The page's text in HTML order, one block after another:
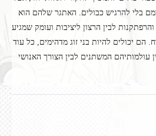
בלי להרגיש כבולים. האתגר שלהם הוא
והרפתקנות לבין הרצון ליציבות ועומק שמגיע
הם יכולים להיות בני זוג מדהימים, כל עוד
המשתנים לבין הצורך האנושי